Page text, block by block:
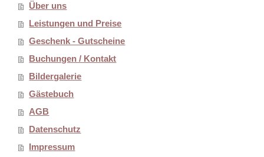
Über uns
Leistungen und Preise
Geschenk - Gutscheine
Buchungen / Kontakt
Bildergalerie
Gästebuch
AGB
Datenschutz
Impressum